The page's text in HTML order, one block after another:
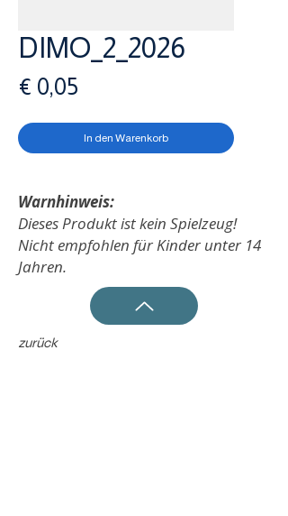
DIMO_2_2026
€ 0,05
In den Warenkorb
Warnhinweis:
Dieses Produkt ist kein Spielzeug!
Nicht empfohlen für Kinder unter 14
Jahren.
zurück